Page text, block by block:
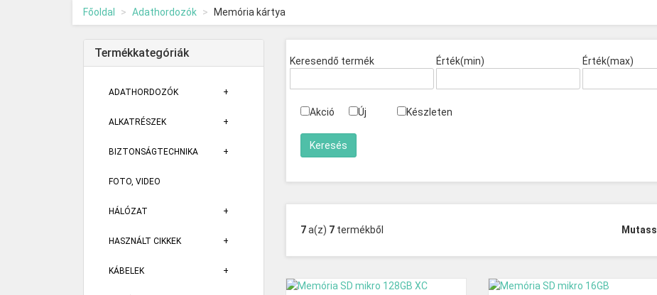
Főoldal Adathordozók Memória kártya
Termékkategóriák
ADATHORDOZÓK
ALKATRÉSZEK
BIZTONSÁGTECHNIKA
FOTO, VIDEO
HÁLÓZAT
HASZNÁLT CIKKEK
KÁBELEK
Keresendő termék Érték(min) Érték(max)
Akció Új Készleten
7a(z) 7 termékből Mutass